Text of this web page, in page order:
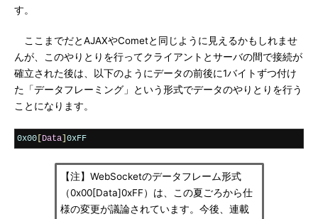
す。
ここまでだとAJAXやCometと同じように見えるかもしれませ
んが、このやりとりを行ってクライアントとサーバの間で接続が
確立された後は、以下のようにデータの前後に1バイトずつ付け
た「データフレーミング」という形式でデータのやりとりを行う
ことになります。
0x00 Data 0xFF
【注】WebSocketのデータフレーム形式
（0x00[Data]0xFF）は、この夏ごろから仕
様の変更が議論されています。今後、連載